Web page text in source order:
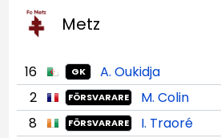
Metz
16 GK
A. Oukidja
2
FÖRSVARARE
M. Colin
8
FÖRSVARARE
I. Traoré